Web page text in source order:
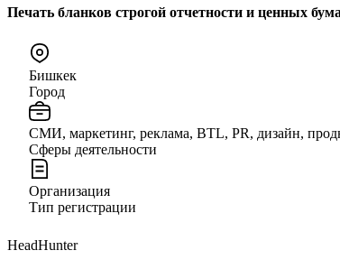
Печать бланков строгой отчетности и ценных
Бишкек
Город
СМИ, маркетинг, реклама, BTL, PR, дизайн,
Сферы деятельности
Организация
Тип регистрации
HeadHunter